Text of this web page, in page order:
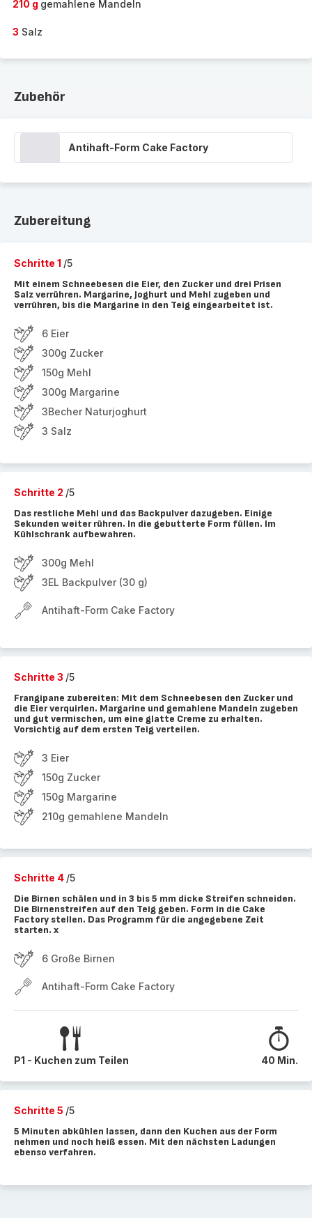
210 g gemahlene Mandeln
3 Salz
Zubehör
Antihaft-Form Cake Factory
Zubereitung
Schritte 1 /5
Mit einem Schneebesen die Eier, den Zucker und drei Prisen
Salz verrühren. Margarine, Joghurt und Mehl zugeben und
verrühren, bis die Margarine in den Teig eingearbeitet ist.
6 Eier
300g Zucker
150g Mehl
300g Margarine
3Becher Naturjoghurt
3 Salz
Schritte 2 /5
Das restliche Mehl und das Backpulver dazugeben. Einige
Sekunden weiter rühren. In die gebutterte Form füllen. Im
Kühlschrank aufbewahren.
300g Mehl
3EL Backpulver (30 g)
Antihaft-Form Cake Factory
Schritte 3 /5
Frangipane zubereiten: Mit dem Schneebesen den Zucker und
die Eier verquirlen. Margarine und gemahlene Mandeln zugeben
und gut vermischen, um eine glatte Creme zu erhalten.
Vorsichtig auf dem ersten Teig verteilen.
3 Eier
150g Zucker
150g Margarine
210g gemahlene Mandeln
Schritte 4 /5
Die Birnen schälen und in 3 bis 5 mm dicke Streifen schneiden.
Die Birnenstreifen auf den Teig geben. Form in die Cake
Factory stellen. Das Programm für die angegebene Zeit
starten. x
6 Große Birnen
Antihaft-Form Cake Factory
P1 - Kuchen zum Teilen 40 Min.
Schritte 5 /5
5 Minuten abkühlen lassen, dann den Kuchen aus der Form
nehmen und noch heiß essen. Mit den nächsten Ladungen
ebenso verfahren.